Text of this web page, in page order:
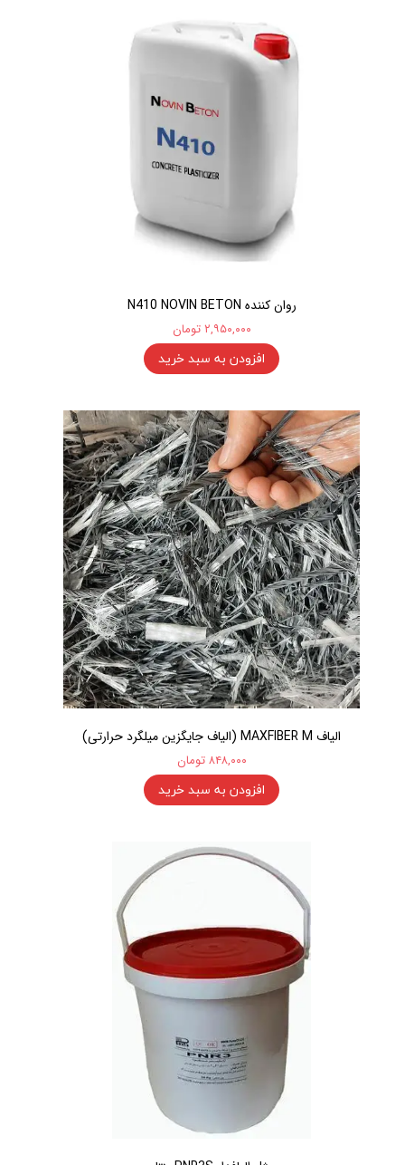
روان کننده N410 NOVIN BETON
۲,۹۵۰,۰۰۰ تومان
افزودن به سبد خرید
الیاف MAXFIBER M (الیاف جایگزین میلگرد حرارتی)
۸۴۸,۰۰۰ تومان
افزودن به سبد خرید